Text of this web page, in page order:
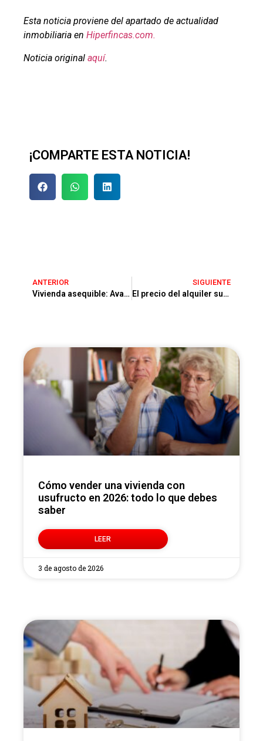
Esta noticia proviene del apartado de actualidad
inmobiliaria en Hiperfincas.com.
Noticia original aquí.
¡COMPARTE ESTA NOTICIA!
ANTERIOR
Vivienda asequible: Avales ICO por 4.000 millones para promotores
SIGUIENTE
El precio del alquiler sube un 53% mientras la renta por capital cae
Cómo vender una vivienda con
usufructo en 2026: todo lo que debes
saber
LEER
3 de agosto de 2026